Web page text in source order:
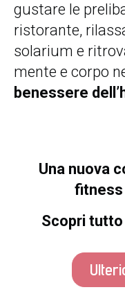
gustare le
ristorante,
solarium e
mente e corpo
benessere
Una nuova
fitness
Scopri